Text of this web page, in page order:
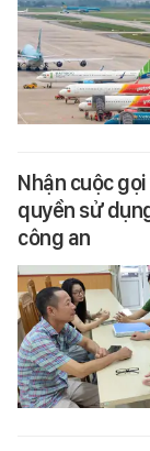
Nhận cuộc
quyền sử
công an